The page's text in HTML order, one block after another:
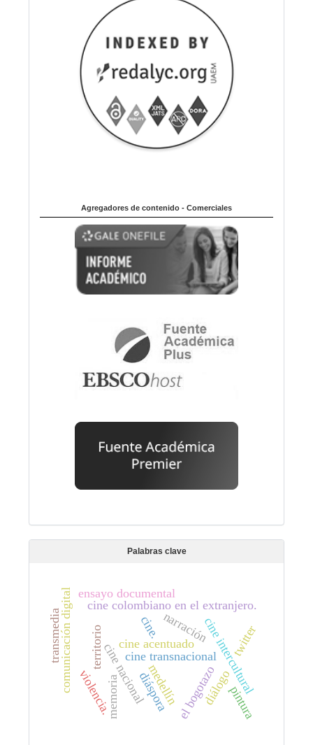
Agregadores de contenido - Comerciales
Palabras clave
cine nacional
cine transnacional
diáspora cine intercultural
cine acentuado
cine colombiano en el extranjero.
medellín
narración
territorio
memoria
cine.
el bogotazo
violencia.
ensayo documental
comunicación digital twitter
diálogo
transmedia
pintura